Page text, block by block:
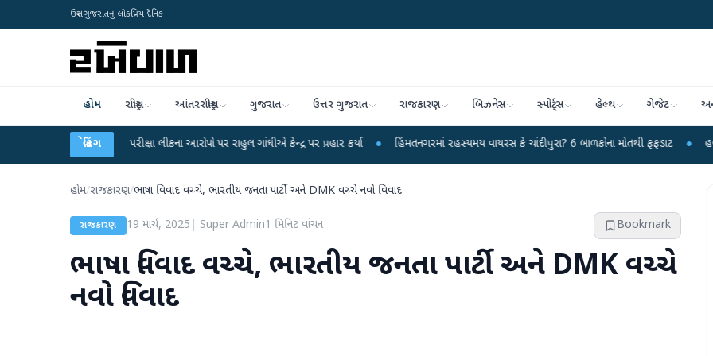
ઉત્તર ગુજરાતનું લોકપ્રિય દૈનિક
હોમ રાષ્ટ્રીય આંતરરાષ્ટ્રીય ગુજરાત ઉત્તર ગુજરાત રાજકારણ બિઝનેસ સ્પોર્ટ્સ હેલ્થ ગેજેટ
બ્રેકિંગ
UGC-NET પરીક્ષા લીકના આરોપો પર રાહુલ ગાંધીએ કેન્દ્ર પર પ્રહાર કર્યા ● હિંમતનગરમાં રહસ્યમય વાયરસ કે ચાંદીપુરા? 6 બાળકોના મોતથી ફફડાટ ● હવામાન વિભાગે
હોમ/રાજકારણ/ભાષા વિવાદ વચ્ચે, ભારતીય જનતા પાર્ટી અને DMK વચ્ચે નવો વિવાદ
રાજકારણ 19 માર્ચ, 2025 Super Admin1 મિનિટ વાંચન Bookmark
ભાષા વિવાદ વચ્ચે, ભારતીય જનતા પાર્ટી અને DMK વચ્ચે
નવો વિવાદ